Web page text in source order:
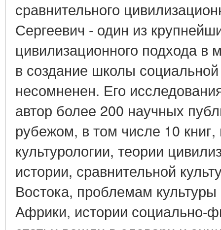
сравнительного
Сергеевич - один из
цивилизационного подхода в
в создание школы
несомненен. Его
автор более 200 научных
рубежом, в том числе 10
культурологии, теории
истории, сравнительной
Востока, проблемам
Африки, истории социально-